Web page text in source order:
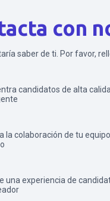
con
saber de ti. Por favor,
candidatos de alta
la colaboración de tu
una experiencia de